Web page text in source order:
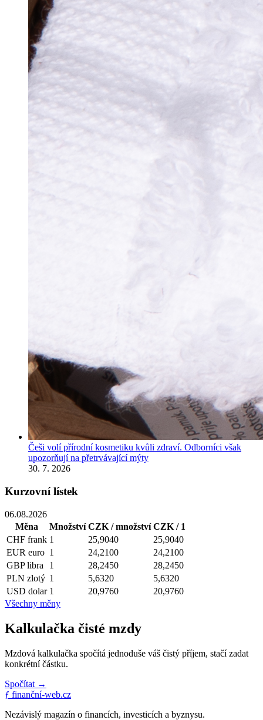
Češi volí přírodní kosmetiku kvůli zdraví. Odborníci však
upozorňují na přetrvávající mýty
30. 7. 2026
Kurzovní lístek
06.08.2026
Měna
Množství CZK / množství CZK / 1
CHF frank 1 25,9040
25,9040
EUR euro 1 24,2100
24,2100
GBP libra 1 28,2450
28,2450
PLN zlotý 1 5,6320
5,6320
USD dolar 1 20,9760
20,9760
Všechny měny
Kalkulačka čisté mzdy
Mzdová kalkulačka spočítá jednoduše váš čistý příjem, stačí zadat
konkrétní částku.
Spočítat →
ƒ finanční-web.cz
Nezávislý magazín o financích, investicích a byznysu.